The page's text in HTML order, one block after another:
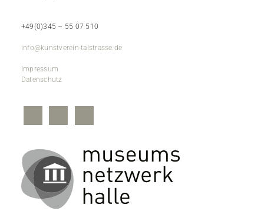
+49(0)345 – 55 07 510
info@kunstverein-talstrasse.de
Impressum
Datenschutz